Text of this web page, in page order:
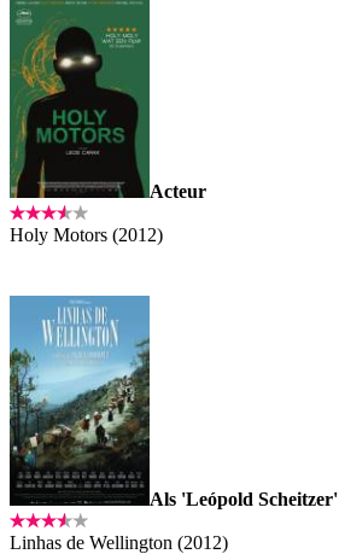
Acteur
Holy Motors (2012)
Als 'Leópold Scheitzer'
Linhas de Wellington (2012)